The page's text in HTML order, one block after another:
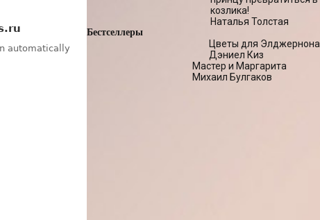
козлика!
Наталья Толстая
Бестселлеры
Цветы для Элджернона
Дэниел Киз
Мастер и Маргарита
Михаил Булгаков